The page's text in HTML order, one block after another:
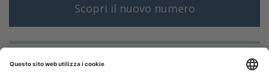
Scopri il nuovo numero